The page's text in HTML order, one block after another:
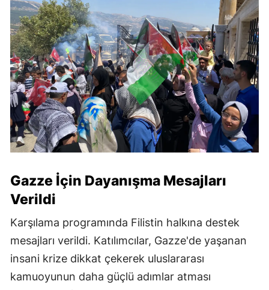
Gazze İçin Dayanışma Mesajları
Verildi
Karşılama programında Filistin halkına destek
mesajları verildi. Katılımcılar, Gazze'de yaşanan
insani krize dikkat çekerek uluslararası
kamuoyunun daha güçlü adımlar atması